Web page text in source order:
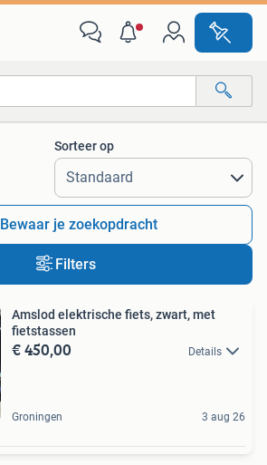
Alle afstanden…
Sorteer op
Bewaar je zoekopdracht
Filters
Amslod elektrische fiets, zwart, met
fietstassen
€ 450,00 Details
Groningen 3 aug 26